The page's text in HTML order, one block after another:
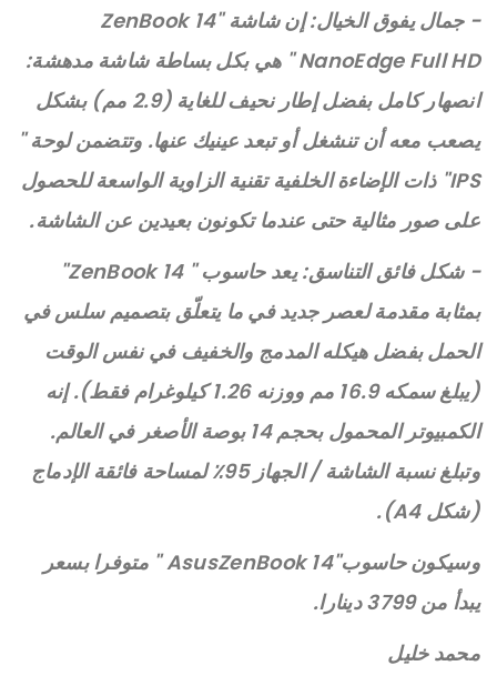
- جمال يفوق الخيال: إن شاشة "ZenBook 14
NanoEdge Full HD " هي بكل بساطة شاشة مدهشة:
انصهار كامل بفضل إطار نحيف للغاية (2.9 مم) بشكل
يصعب معه أن تنشغل أو تبعد عينيك عنها. وتتضمن لوحة "
IPS" ذات الإضاءة الخلفية تقنية الزاوية الواسعة للحصول
على صور مثالية حتى عندما تكونون بعيدين عن الشاشة.
- شكل فائق التناسق: يعد حاسوب " ZenBook 14"
بمثابة مقدمة لعصر جديد في ما يتعلّق بتصميم سلس في
الحمل بفضل هيكله المدمج والخفيف في نفس الوقت
(يبلغ سمكه 16.9 مم ووزنه 1.26 كيلوغرام فقط). إنه
الكمبيوتر المحمول بحجم 14 بوصة الأصغر في العالم.
وتبلغ نسبة الشاشة / الجهاز 95٪ لمساحة فائقة الإدماج
(شكل A4).
وسيكون حاسوب"AsusZenBook 14 " متوفرا بسعر
يبدأ من 3799 دينارا.
محمد خليل